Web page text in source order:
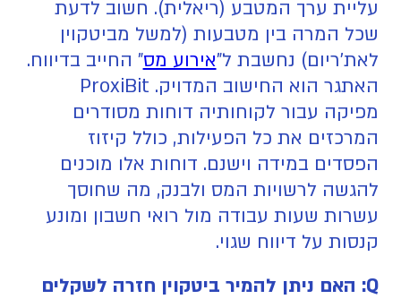
עליית ערך המטבע (ריאלית). חשוב לדעת
שכל המרה בין מטבעות (למשל מביטקוין
לאת'ריום) נחשבת ל"אירוע מס" החייב בדיווח.
האתגר הוא החישוב המדויק. ProxiBit
מפיקה עבור לקוחותיה דוחות מסודרים
המרכזים את כל הפעילות, כולל קיזוז
הפסדים במידה וישנם. דוחות אלו מוכנים
להגשה לרשויות המס ולבנק, מה שחוסך
עשרות שעות עבודה מול רואי חשבון ומונע
קנסות על דיווח שגוי.
Q: האם ניתן להמיר ביטקוין חזרה לשקלים